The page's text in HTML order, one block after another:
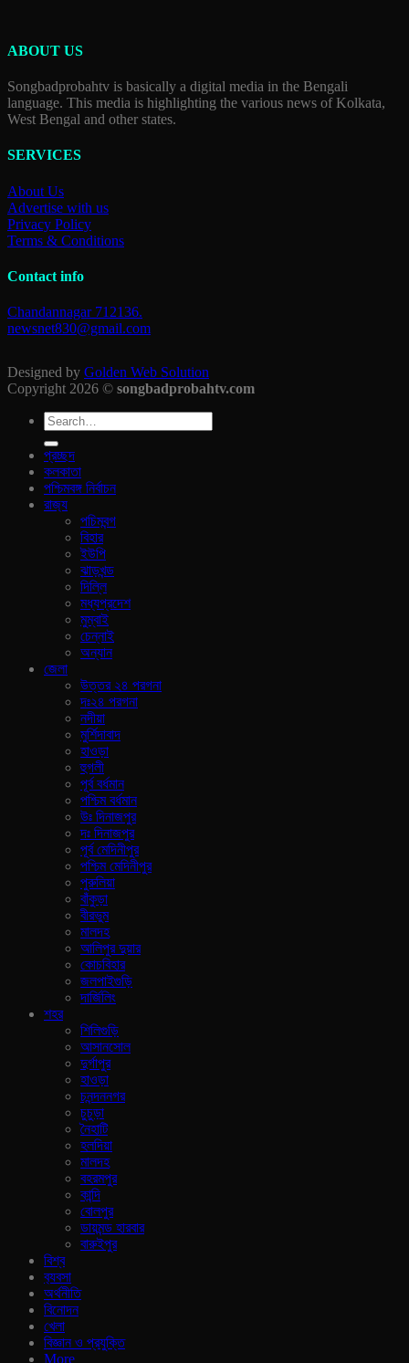
ABOUT US
Songbadprobahtv is basically a digital media in the Bengali
language. This media is highlighting the various news of Kolkata,
West Bengal and other states.
SERVICES
About Us
Advertise with us
Privacy Policy
Terms & Conditions
Contact info
Chandannagar 712136.
newsnet830@gmail.com
Designed by Golden Web Solution
Copyright 2026 © songbadprobahtv.com
প্রচ্ছদ
কলকাতা
পশ্চিমবঙ্গ নির্বাচন
রাজ‍্য
পচিমবন্গ
বিহার
ইউপি
ঝাড়খন্ড
দিল্লি
মধ্যপ্রদেশ
মুম্বাই
চেন্নাই
অন্যান
জেলা
উত্তর ২৪ পরগনা
দঃ২৪ পরগনা
নদীয়া
মুর্শিদাবাদ
হাওড়া
হুগলী
পূর্ব বর্ধমান
পশ্চিম বর্ধমান
উঃ দিনাজপুর
দঃ দিনাজপুর
পূর্ব মেদিনীপুর
পশ্চিম মেদিনীপুর
পুরুলিয়া
বাঁকুড়া
বীরভুম
মালদহ
আলিপুর দুয়ার
কোচবিহার
জলপাইগুড়ি
দার্জিলিং
শহর
শিলিগুড়ি
আসানসোল
দুর্গাপুর
হাওড়া
চনন্দননগর
চুচুড়া
নৈহাটি
হলদিয়া
মালদহ
বহরমপুর
কান্দি
বোলপুর
ডায়মন্ড হারবার
বারুইপুর
বিশ্ব
ব‍্যবসা
অর্থনীতি
বিনোদন
খেলা
বিজ্ঞান ও প্রযুক্তি
More